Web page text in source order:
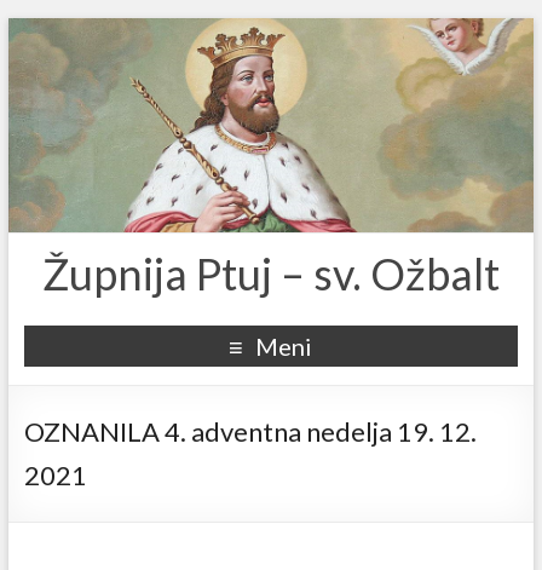
Župnija Ptuj – sv. Ožbalt
Meni
OZNANILA 4. adventna nedelja 19. 12.
2021